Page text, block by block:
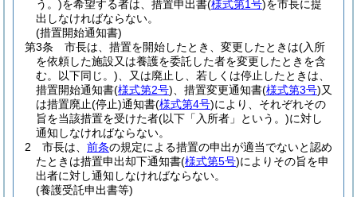
う。)を希望する者は、措置申出書(様式第1号)を市長に提
出しなければならない。
(措置開始通知書)
第3条
市長は、措置を開始したとき、変更したときは(入所
を依頼した施設又は養護を委託した者を変更したときを含
む。以下同じ。) 、又は廃止し、若しくは停止したときは、
措置開始通知書(様式第2号) 、措置変更通知書(様式第3号)又
は措置廃止(停止)通知書(様式第4号)により、それぞれその
旨を当該措置を受けた者(以下「入所者」という。)に対し
通知しなければならない。
2
市長は、 前条の規定による措置の申出が適当でないと認め
たときは措置申出却下通知書(様式第5号)によりその旨を申
出者に対し通知しなければならない。
(養護受託申出書等)